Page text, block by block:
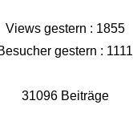
Views gestern : 1855
gestern : 1111
31096 Beiträge